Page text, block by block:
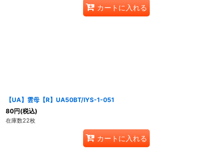
カートに入れる
【UA】雲母【R】UA50BT/IYS-1-051
80円(税込)
在庫数22枚
カートに入れる